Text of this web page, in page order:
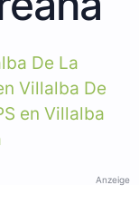
De La
Villalba De
en Villalba
Anzeige